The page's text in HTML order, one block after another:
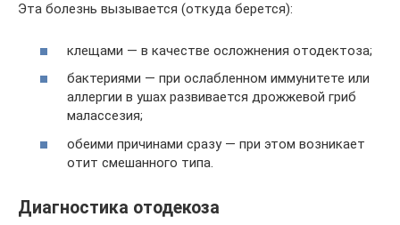
Эта болезнь вызывается (откуда берется):
клещами — в качестве осложнения отодектоза;
бактериями — при ослабленном иммунитете или
аллергии в ушах развивается дрожжевой гриб
малассезия;
обеими причинами сразу — при этом возникает
отит смешанного типа.
Диагностика отодекоза